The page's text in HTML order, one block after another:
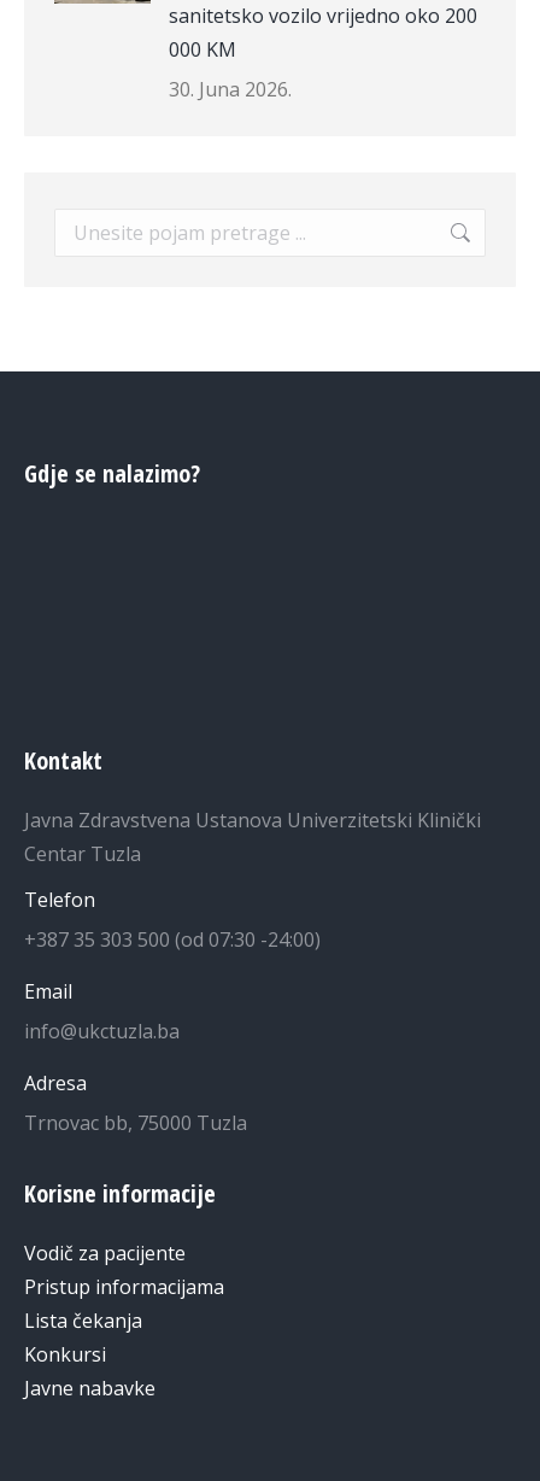
sanitetsko vozilo vrijedno oko 200
000 KM
30. Juna 2026.
Search:
Gdje se nalazimo?
Kontakt
Javna Zdravstvena Ustanova Univerzitetski Klinički
Centar Tuzla
Telefon
+387 35 303 500 (od 07:30 -24:00)
Email
info@ukctuzla.ba
Adresa
Trnovac bb, 75000 Tuzla
Korisne informacije
Vodič za pacijente
Pristup informacijama
Lista čekanja
Konkursi
Javne nabavke